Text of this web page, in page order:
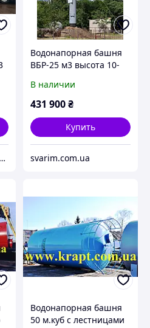
Водонапорная башня
ВБР-25 м3 высота 10-
В наличии
431 900₴
Купить
svarim.com.ua
Водонапорная башня
50 м.куб с лестницами